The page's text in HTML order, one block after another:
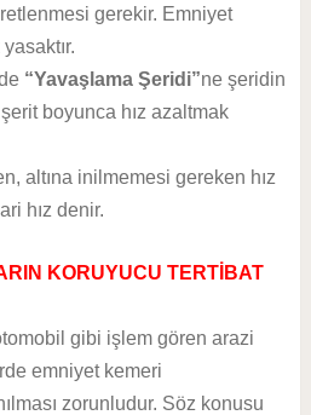
gerekir. Emniyet
“Yavaşlama Şeridi”ne şeridin
boyunca hız azaltmak
altına inilmemesi gereken hız
hız denir.
KORUYUCU TERTİBAT
gibi işlem gören arazi
emniyet kemeri
zorunludur. Söz konusu